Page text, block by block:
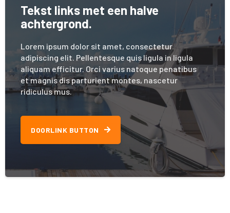
Tekst links met een halve
achtergrond.
Lorem ipsum dolor sit amet, consectetur
adipiscing elit. Pellentesque quis ligula in ligula
aliquam efficitur. Orci varius natoque penatibus
et magnis dis parturient montes, nascetur
ridiculus mus.
DOORLINK BUTTON